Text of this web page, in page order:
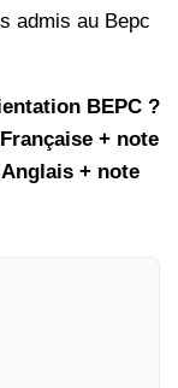
admis au Bepc
BEPC ?
+ note
+ note